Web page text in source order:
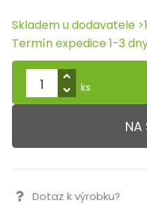
Skladem u dodavatele
Termín expedice 1-3
ks
NA
Dotaz k výrobku?